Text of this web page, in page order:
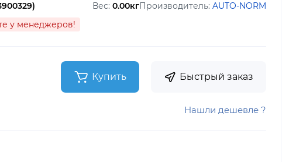
Производитель: AUTO-NORM
у менеджеров!
Вес: 0.00кг
Купить Быстрый заказ
Нашли дешевле ?